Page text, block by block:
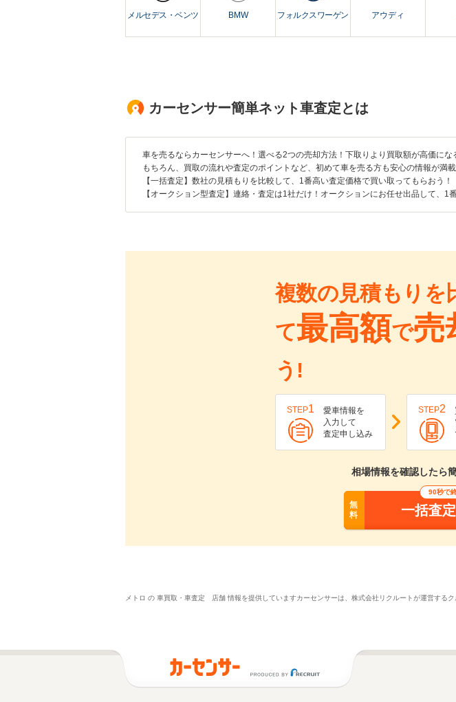
メルセデス・ベンツ BMW フォルクスワーゲン アウディ
カーセンサー簡単ネット車査定とは
車を売るならカーセンサーへ！選べる2つの売却方法！下取りより買取額が高価に
もちろん、買取の流れや査定のポイントなど、初めて車を売る方も安心の情報が満
【一括査定】数社の見積もりを比較して、1番高い査定価格で買い取ってもらおう！
【オークション型査定】連絡・査定は1社だけ！オークションにお任せ出品して、1
複数の見積もりを
て最高額で売
う!
STEP1
愛車情報を
入力して
査定申し込み
STEP2
相場情報を確認したら
無
料
90秒で
一括査
メトロ の 車買取・車査定 店舗 情報を提供していますカーセンサーは、株式会社リクルートが運営する